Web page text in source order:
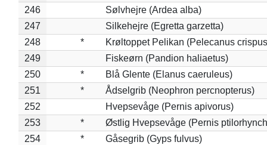
246
Sølvhejre (Ardea alba)
247
Silkehejre (Egretta garzetta)
248
*
Krøltoppet Pelikan (Pelecanus
249
Fiskeørn (Pandion haliaetus)
250
*
Blå Glente (Elanus caeruleus)
251
*
Ådselgrib (Neophron percnopterus)
252
Hvepsevåge (Pernis apivorus)
253
*
Østlig Hvepsevåge (Pernis
254
*
Gåsegrib (Gyps fulvus)